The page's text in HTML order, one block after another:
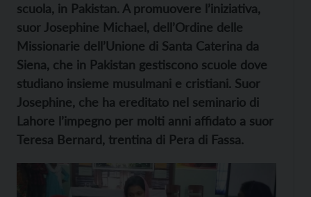
scuola, in Pakistan. A promuovere l’iniziativa,
suor Josephine Michael, dell’Ordine delle
Missionarie dell’Unione di Santa Caterina da
Siena, che in Pakistan gestiscono scuole dove
studiano insieme musulmani e cristiani. Suor
Josephine, che ha ereditato nel seminario di
Lahore l’impegno per molti anni affidato a suor
Teresa Bernard, trentina di Pera di Fassa.